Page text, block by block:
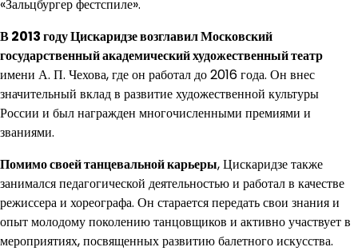
«Зальцбургер фестспиле».
В 2013 году Цискаридзе возглавил Московский
государственный академический художественный театр
имени А. П. Чехова, где он работал до 2016 года. Он внес
значительный вклад в развитие художественной культуры
России и был награжден многочисленными премиями и
званиями.
Помимо своей танцевальной карьеры, Цискаридзе также
занимался педагогической деятельностью и работал в качестве
режиссера и хореографа. Он старается передать свои знания и
опыт молодому поколению танцовщиков и активно участвует в
мероприятиях, посвященных развитию балетного искусства.